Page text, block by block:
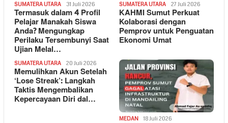
SUMATERA UTARA 31 Juli 2026
Termasuk dalam 4 Profil
Pelajar Manakah Siswa
Anda? Mengungkap
Perilaku Tersembunyi Saat
Ujian Melal…
SUMATERA UTARA 27 Juli 2026
KAHMI Sumut Perkuat
Kolaborasi dengan
Pemprov untuk Penguatan
Ekonomi Umat
SUMATERA UTARA 20 Juli 2026
Memulihkan Akun Setelah
‘Lose Streak’: Langkah
Taktis Mengembalikan
Kepercayaan Diri dal…
MEDAN 18 Juli 2026